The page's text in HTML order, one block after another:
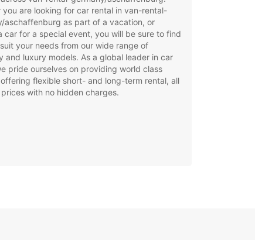
you are looking for car rental in van-rental-
aschaffenburg as part of a vacation, or
car for a special event, you will be sure to find
your needs from our wide range of
and luxury models. As a global leader in car
pride ourselves on providing world class
flexible short- and long-term rental, all
with no hidden charges.